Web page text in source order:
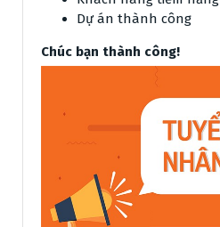
Dự án thành công
Chúc bạn thành công!